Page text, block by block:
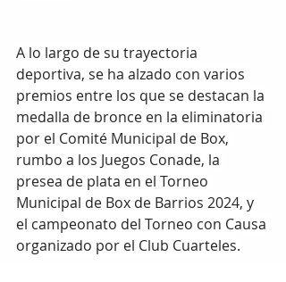
A lo largo de su trayectoria
deportiva, se ha alzado con varios
premios entre los que se destacan la
medalla de bronce en la eliminatoria
por el Comité Municipal de Box,
rumbo a los Juegos Conade, la
presea de plata en el Torneo
Municipal de Box de Barrios 2024, y
el campeonato del Torneo con Causa
organizado por el Club Cuarteles.